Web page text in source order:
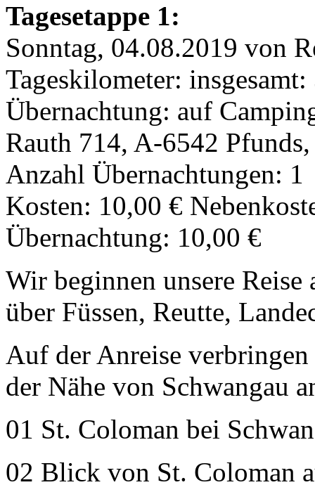
Tagesetappe 1:
Sonntag, 04.08.2019 von
Tageskilometer:
Übernachtung: auf
Rauth 714, A-6542
Anzahl Übernachtungen: 1
Kosten: 10,00 €
Übernachtung: 10,00 €
Wir beginnen unsere
über Füssen, Reutte,
Auf der Anreise
der Nähe von Schwangau
01 St. Coloman bei
02 Blick von St. Coloman